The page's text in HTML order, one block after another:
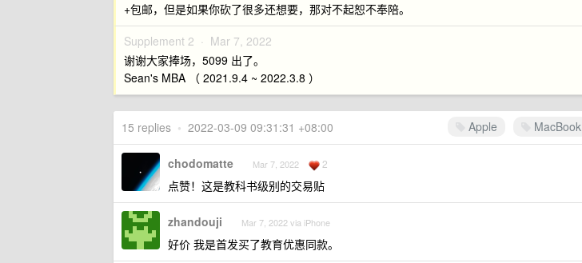
+包邮，但是如果你砍了很多还想要，那对不起恕不奉陪。
Supplement 2 · Mar 7, 2022
谢谢大家捧场，5099 出了。
Sean's MBA （ 2021.9.4 ~ 2022.3.8 ）
Apple MacBook
15 replies • 2022-03-09 09:31:31 +08:00
chodomatte Mar 7, 2022 2
点赞！这是教科书级别的交易贴
zhandouji Mar 7, 2022 via iPhone
好价 我是首发买了教育优惠同款。